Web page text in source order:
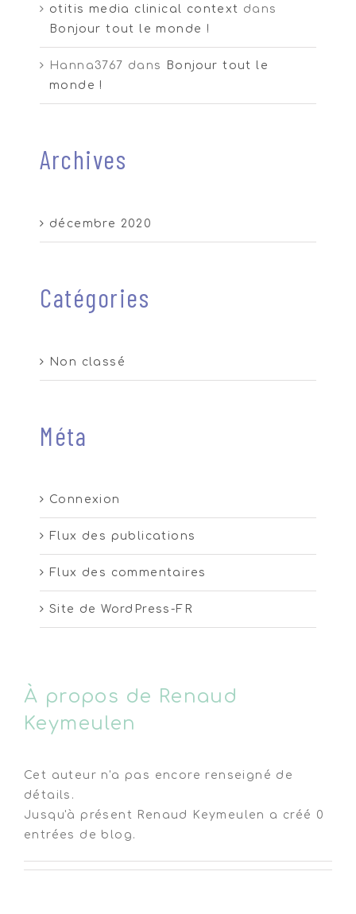
À propos de Renaud
Keymeulen
Cet auteur n'a pas encore renseigné de
détails.
Jusqu'à présent Renaud Keymeulen a créé 0
entrées de blog.
otitis media clinical context dans
Bonjour tout le monde !
Hanna3767 dans
Bonjour tout le
monde !
Archives
décembre 2020
Catégories
Non classé
Méta
Connexion
Flux des publications
Flux des commentaires
Site de WordPress-FR